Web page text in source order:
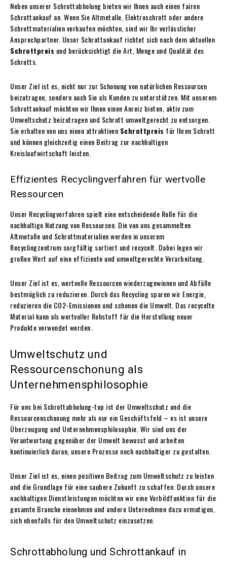
Neben unserer Schrottabholung bieten wir Ihnen auch einen fairen
Schrottankauf an. Wenn Sie Altmetalle, Elektroschrott oder andere
Schrottmaterialien verkaufen möchten, sind wir Ihr verlässlicher
Ansprechpartner. Unser Schrottankauf richtet sich nach dem aktuellen
Schrottpreis und berücksichtigt die Art, Menge und Qualität des
Schrotts.
Unser Ziel ist es, nicht nur zur Schonung von natürlichen Ressourcen
beizutragen, sondern auch Sie als Kunden zu unterstützen. Mit unserem
Schrottankauf möchten wir Ihnen einen Anreiz bieten, aktiv zum
Umweltschutz beizutragen und Schrott umweltgerecht zu entsorgen.
Sie erhalten von uns einen attraktiven Schrottpreis für Ihren Schrott
und können gleichzeitig einen Beitrag zur nachhaltigen
Kreislaufwirtschaft leisten.
Effizientes Recyclingverfahren für wertvolle
Ressourcen
Unser Recyclingverfahren spielt eine entscheidende Rolle für die
nachhaltige Nutzung von Ressourcen. Die von uns gesammelten
Altmetalle und Schrottmaterialien werden in unserem
Recyclingzentrum sorgfältig sortiert und recycelt. Dabei legen wir
großen Wert auf eine effiziente und umweltgerechte Verarbeitung.
Unser Ziel ist es, wertvolle Ressourcen wiederzugewinnen und Abfälle
bestmöglich zu reduzieren. Durch das Recycling sparen wir Energie,
reduzieren die CO2-Emissionen und schonen die Umwelt. Das recycelte
Material kann als wertvoller Rohstoff für die Herstellung neuer
Produkte verwendet werden.
Umweltschutz und
Ressourcenschonung als
Unternehmensphilosophie
Für uns bei Schrottabholung-top ist der Umweltschutz und die
Ressourcenschonung mehr als nur ein Geschäftsfeld – es ist unsere
Überzeugung und Unternehmensphilosophie. Wir sind uns der
Verantwortung gegenüber der Umwelt bewusst und arbeiten
kontinuierlich daran, unsere Prozesse noch nachhaltiger zu gestalten.
Unser Ziel ist es, einen positiven Beitrag zum Umweltschutz zu leisten
und die Grundlage für eine saubere Zukunft zu schaffen. Durch unsere
nachhaltigen Dienstleistungen möchten wir eine Vorbildfunktion für die
gesamte Branche einnehmen und andere Unternehmen dazu ermutigen,
sich ebenfalls für den Umweltschutz einzusetzen.
Schrottabholung und Schrottankauf in